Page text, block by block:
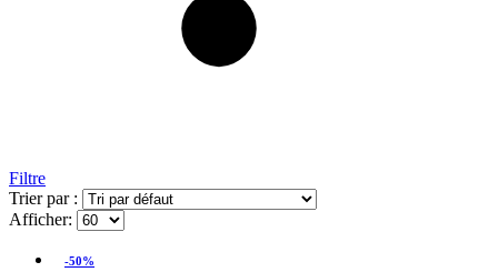
Filtre
Trier par :
Afficher:
-50%